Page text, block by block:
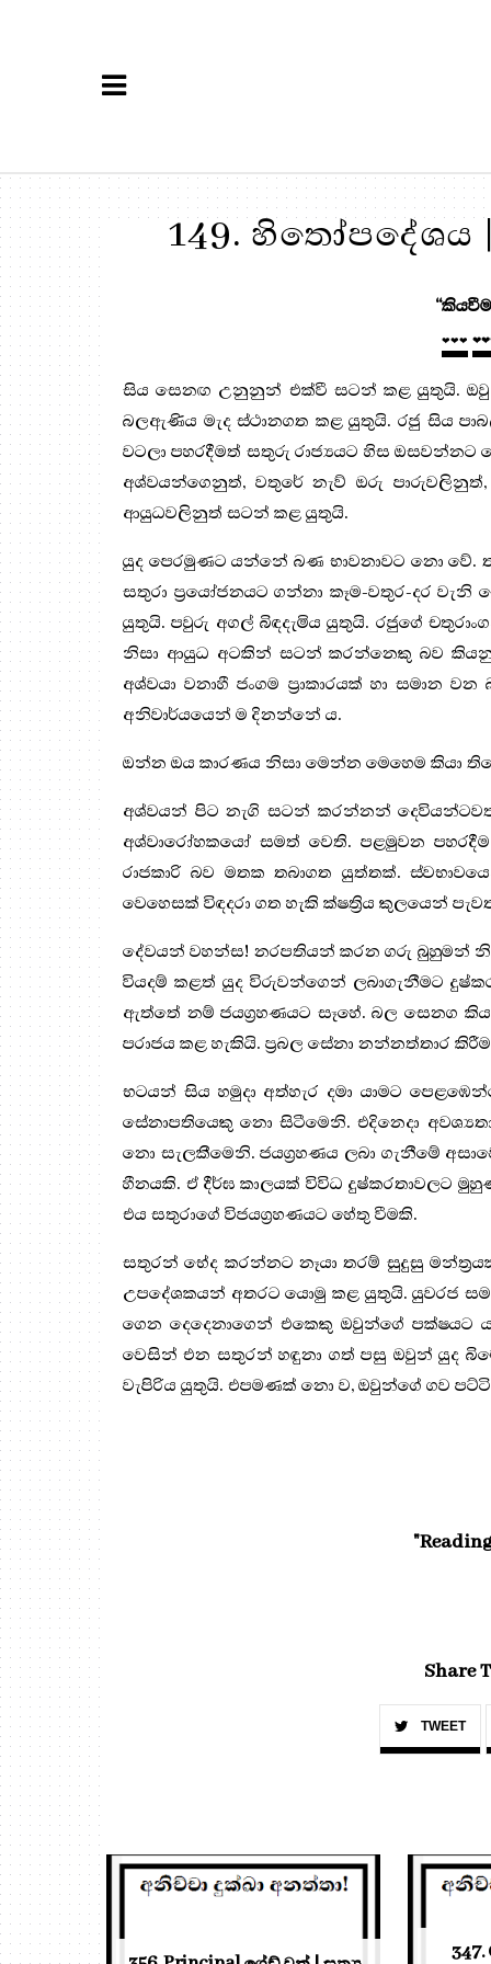
149. හිතෝපදේශය
❤❤❤
සිය සෙනඟ උනුනුන් එක්වී සටන් කළ යුතුයි.
බලඇණිය මැද ස්ථානගත කළ යුතුයි. රජු සිය
වටලා පහරදීමත් සතුරු රාජ්‍යයට හිස ඔසවන්නට
අශ්වයන්ගෙනුත්, වතුරේ නැව් ඔරු
ආයුධවලිනුත් සටන් කළ යුතුයි.
යුද පෙරමුණට යන්නේ බණ භාවනාවට නො වේ.
සතුරා ප්‍රයෝජනයට ගන්නා කෑම-වතුර-දර
යුතුයි. පවුරු අගල් බිඳදැමිය යුතුයි. රජුගේ
නිසා ආයුධ අටකින් සටන් කරන්නෙකු බව කියනු
අශ්වයා වනාහී ජංගම ප්‍රාකාරයක් හා සමාන
අනිවාර්යයෙන් ම දිනන්නේ ය.
ඔන්න ඔය කාරණය නිසා මෙන්න මෙහෙම කියා
අශ්වයන් පිට නැගි සටන් කරන්නන්
අශ්වාරෝහකයෝ සමත් වෙති. පළමුවන
රාජකාරි බව මතක තබාගත යුත්තක්.
වෙහෙසක් විඳදරා ගත හැකි ක්ෂත්‍රිය කුලයෙන්
දේවයන් වහන්ස! නරපතියන් කරන ගරු බුහුමන්
වියදම් කළත් යුද විරුවන්ගෙන් ලබාගැනීමට
ඇත්තේ නම් ජයග්‍රහණයට සෑහේ. බල සෙනග
පරාජය කළ හැකියි. ප්‍රබල සේනා නන්නත්තාර
භටයන් සිය හමුදා අත්හැර දමා යාමට
සේනාපතියෙකු නො සිටීමෙනි. එදිනෙදා
නො සැලකීමෙනි. ජයග්‍රහණය ලබා ගැනීමේ
හීනයකි. ඒ දීර්ඝ කාලයක් විවිධ දුෂ්කරතාවලට
එය සතුරාගේ විජයග්‍රහණයට හේතු වීමකි.
සතුරන් භේද කරන්නට නෑයා තරම් සුදුසු
උපදේශකයන් අතරට යොමු කළ යුතුයි. යුවරජ
ගෙන දෙදෙනාගෙන් එකෙකු ඔවුන්ගේ පක්ෂයට
වෙසින් එන සතුරන් හඳුනා ගත් පසු ඔවුන් යුද
වැපිරිය යුතුයි. එපමණක් නො ව, ඔවුන්ගේ ගව
Share
TWEET
347.